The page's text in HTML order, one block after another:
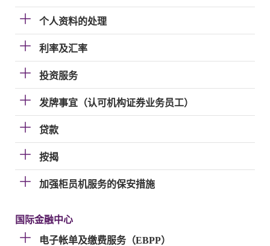
个人资料的处理
利率及汇率
投资服务
发牌事宜（认可机构证券业务员工）
贷款
按揭
加强柜员机服务的保安措施
国际金融中心
电子帐单及缴费服务（EBPP）